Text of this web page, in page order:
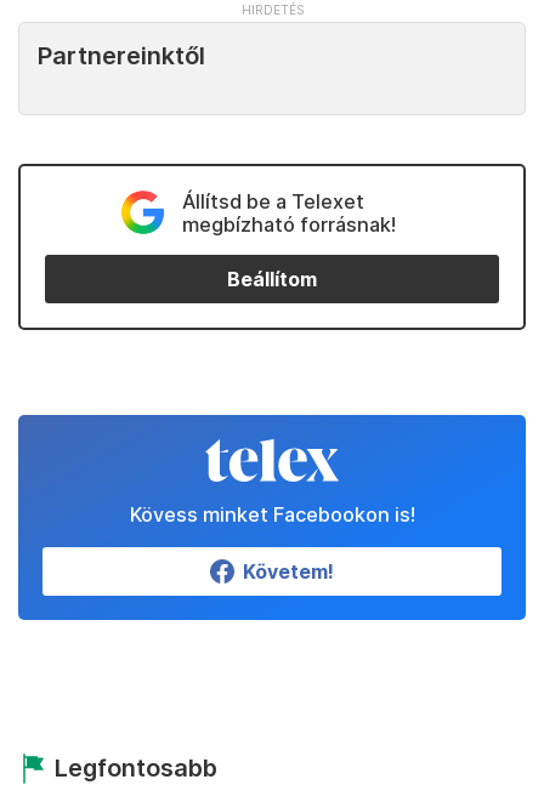
Partnereinktől
Állítsd be a Telexet
megbízható forrásnak!
Beállítom
Kövess minket Facebookon is!
Követem!
Legfontosabb